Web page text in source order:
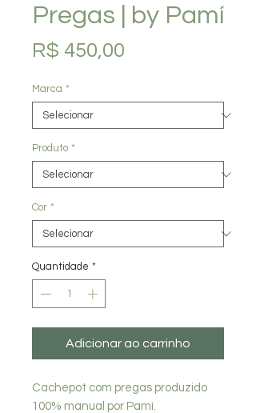
Pregas | by Pamí
R$ 450,00
Marca *
Produto *
Cor *
Quantidade *
Adicionar ao carrinho
Cachepot com pregas produzido
100% manual por Pamí.